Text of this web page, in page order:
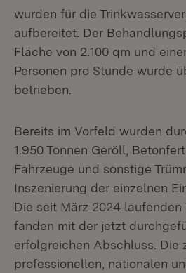
wurden für die
aufbereitet. Der
Fläche von 2.100 qm und
Personen pro Stunde wurde
betrieben.
Bereits im Vorfeld wurden
1.950 Tonnen Geröll,
Fahrzeuge und sonstige
Inszenierung der einzelnen
Die seit März 2024 laufenden
fanden mit der jetzt
erfolgreichen Abschluss. Die
professionellen, nationalen